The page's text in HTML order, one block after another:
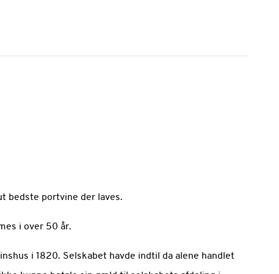
bedste portvine der laves.
i over 50 år.
i 1820. Selskabet havde indtil da alene handlet